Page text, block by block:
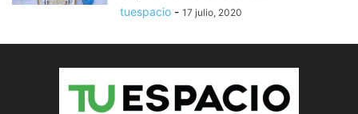
tuespacio - 17 julio, 2020